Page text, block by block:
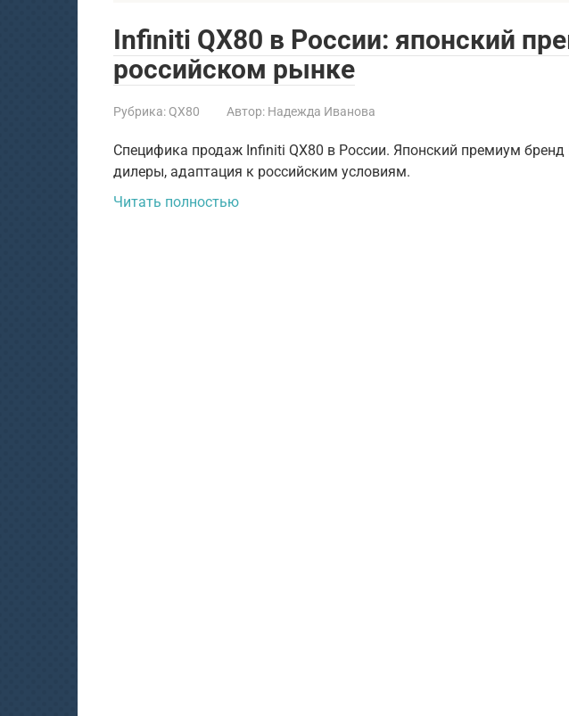
Infiniti QX80 в России: японский
российском рынке
Рубрика:QX80 Автор: Надежда Иванова
Специфика продаж Infiniti QX80 в России. Японский премиум
дилеры, адаптация к российским условиям.
Читать полностью